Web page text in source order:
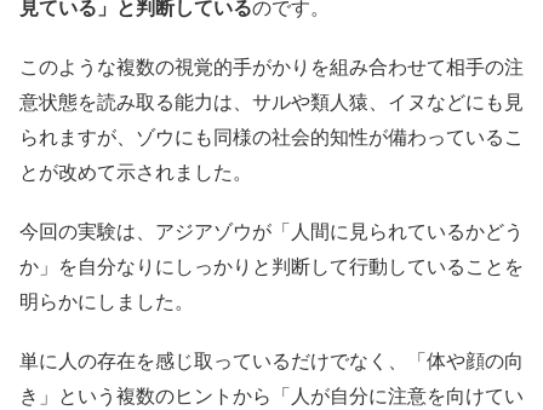
見ている」と判断しているのです。
このような複数の視覚的手がかりを組み合わせて相手の注
意状態を読み取る能力は、サルや類人猿、イヌなどにも見
られますが、ゾウにも同様の社会的知性が備わっているこ
とが改めて示されました。
今回の実験は、アジアゾウが「人間に見られているかどう
か」を自分なりにしっかりと判断して行動していることを
明らかにしました。
単に人の存在を感じ取っているだけでなく、「体や顔の向
き」という複数のヒントから「人が自分に注意を向けてい